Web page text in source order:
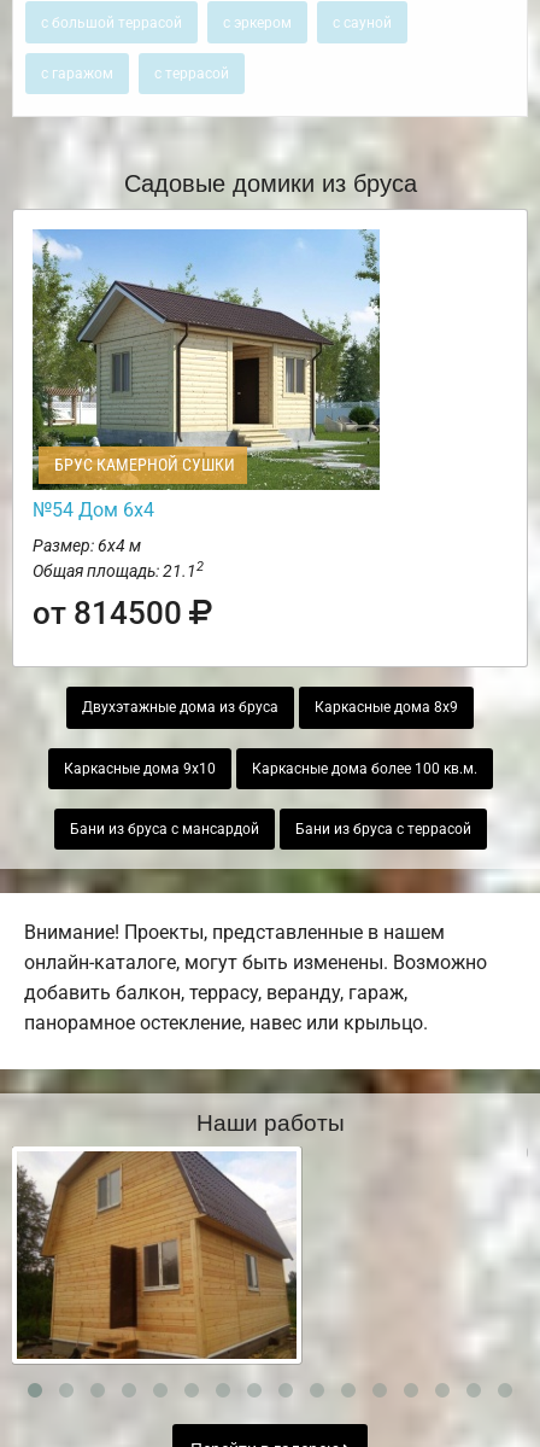
с большой террасой с эркером с сауной
с гаражом с террасой
Садовые домики из бруса
БРУС КАМЕРНОЙ СУШКИ
№54 Дом 6х4
Размер: 6х4 м
Общая площадь: 21.12
от 814500
Двухэтажные дома из бруса Каркасные дома 8х9
Каркасные дома 9х10 Каркасные дома более 100 кв.м.
Бани из бруса с мансардой Бани из бруса с террасой
Внимание! Проекты, представленные в нашем
онлайн-каталоге, могут быть изменены. Возможно
добавить балкон, террасу, веранду, гараж,
панорамное остекление, навес или крыльцо.
Наши работы